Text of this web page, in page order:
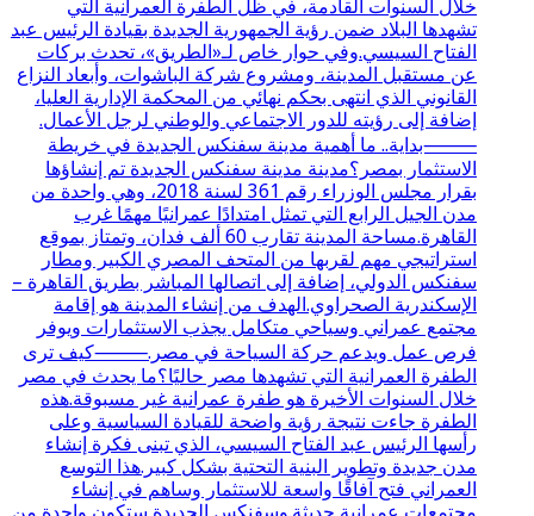
خلال السنوات القادمة، في ظل الطفرة العمرانية التي
تشهدها البلاد ضمن رؤية الجمهورية الجديدة بقيادة الرئيس عبد
الفتاح السيسي.وفي حوار خاص لـ«الطريق»، تحدث بركات
عن مستقبل المدينة، ومشروع شركة الباشوات، وأبعاد النزاع
القانوني الذي انتهى بحكم نهائي من المحكمة الإدارية العليا،
إضافة إلى رؤيته للدور الاجتماعي والوطني لرجل الأعمال.
⸻بداية.. ما أهمية مدينة سفنكس الجديدة في خريطة
الاستثمار بمصر؟مدينة مدينة سفنكس الجديدة تم إنشاؤها
بقرار مجلس الوزراء رقم 361 لسنة 2018، وهي واحدة من
مدن الجيل الرابع التي تمثل امتدادًا عمرانيًا مهمًا غرب
القاهرة.مساحة المدينة تقارب 60 ألف فدان، وتمتاز بموقع
استراتيجي مهم لقربها من المتحف المصري الكبير ومطار
سفنكس الدولي، إضافة إلى اتصالها المباشر بطريق القاهرة –
الإسكندرية الصحراوي.الهدف من إنشاء المدينة هو إقامة
مجتمع عمراني وسياحي متكامل يجذب الاستثمارات ويوفر
فرص عمل ويدعم حركة السياحة في مصر.⸻كيف ترى
الطفرة العمرانية التي تشهدها مصر حاليًا؟ما يحدث في مصر
خلال السنوات الأخيرة هو طفرة عمرانية غير مسبوقة.هذه
الطفرة جاءت نتيجة رؤية واضحة للقيادة السياسية وعلى
رأسها الرئيس عبد الفتاح السيسي، الذي تبنى فكرة إنشاء
مدن جديدة وتطوير البنية التحتية بشكل كبير.هذا التوسع
العمراني فتح آفاقًا واسعة للاستثمار وساهم في إنشاء